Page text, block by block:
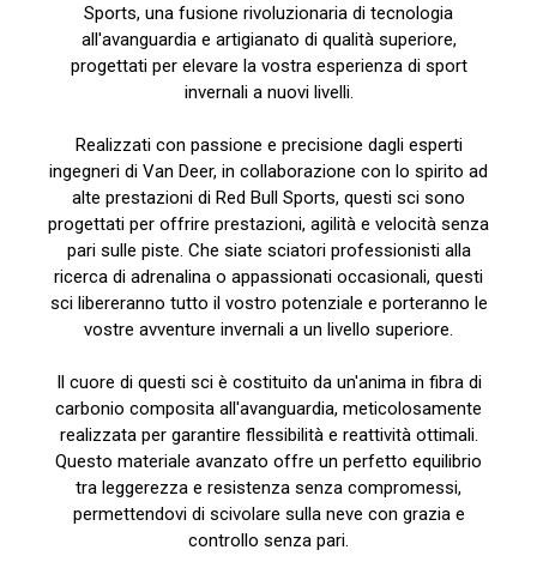
Sports, una fusione rivoluzionaria di tecnologia
all'avanguardia e artigianato di qualità superiore,
progettati per elevare la vostra esperienza di sport
invernali a nuovi livelli.
Realizzati con passione e precisione dagli esperti
ingegneri di Van Deer, in collaborazione con lo spirito ad
alte prestazioni di Red Bull Sports, questi sci sono
progettati per offrire prestazioni, agilità e velocità senza
pari sulle piste. Che siate sciatori professionisti alla
ricerca di adrenalina o appassionati occasionali, questi
sci libereranno tutto il vostro potenziale e porteranno le
vostre avventure invernali a un livello superiore.
Il cuore di questi sci è costituito da un'anima in fibra di
carbonio composita all'avanguardia, meticolosamente
realizzata per garantire flessibilità e reattività ottimali.
Questo materiale avanzato offre un perfetto equilibrio
tra leggerezza e resistenza senza compromessi,
permettendovi di scivolare sulla neve con grazia e
controllo senza pari.